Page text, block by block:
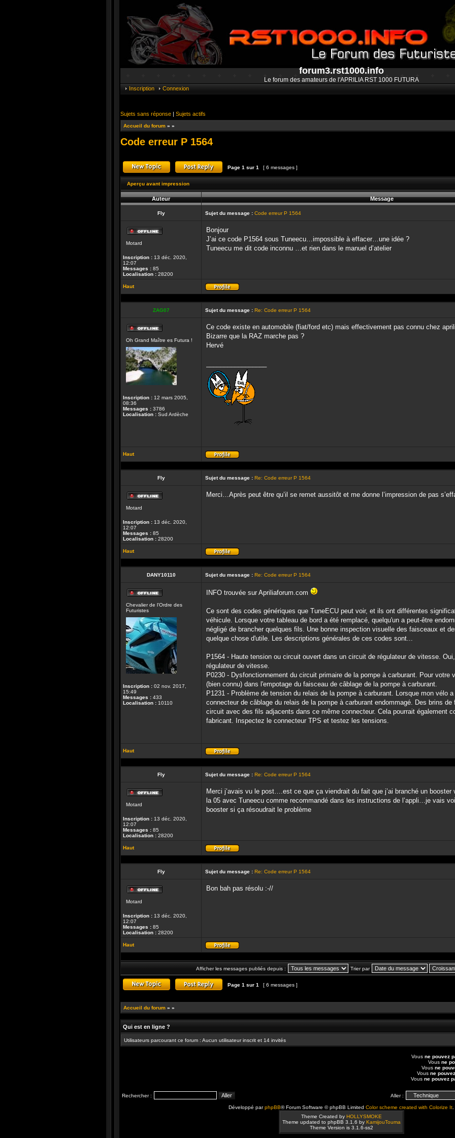
forum3.rst1000.info
Le forum des amateurs de l'APRILIA RST 1000 FUTURA
Inscription Connexion
Sujets sans réponse | Sujets actifs
Accueil du forum » »
Code erreur P 1564
Publier un nouveau sujetRépondre au sujet
Page 1 sur 1 [ 6 messages ]
Aperçu avant impression
Auteur Message
Fly Sujet du message : Code erreur P 1564
Motard
Inscription : 13 déc. 2020,
12:07
Messages : 85
Localisation : 28200
Bonjour
J’ai ce code P1564 sous Tuneecu…impossible à effacer…une idée ?
Tuneecu me dit code inconnu …et rien dans le manuel d’atelier
Haut
Profil
ZAG07 Sujet du message : Re: Code erreur P 1564
ligne
Oh Grand Maître es Futura !
Inscription : 12 mars 2005,
08:36
Messages : 3786
Localisation : Sud Ardèche
Ce code existe en automobile (fiat/ford etc) mais effectivement pas connu chez
Bizarre que la RAZ marche pas ?
Hervé
Haut
Profil
Fly Sujet du message : Re: Code erreur P 1564
Motard
Inscription : 13 déc. 2020,
12:07
Messages : 85
Localisation : 28200
Merci…Après peut être qu’il se remet aussitôt et me donne l’impression de pas
Haut
Profil
DANY10110 Sujet du message : Re: Code erreur P 1564
ligne
Chevalier de l'Ordre des
Futuristes
Inscription : 02 nov. 2017,
15:49
Messages : 433
Localisation : 10110
INFO trouvée sur Apriliaforum.com
Ce sont des codes génériques que TuneECU peut voir, et ils ont différentes
véhicule. Lorsque votre tableau de bord a été remplacé, quelqu'un a peut-être
négligé de brancher quelques fils. Une bonne inspection visuelle des faisceaux et
quelque chose d'utile. Les descriptions générales de ces codes sont...
P1564 - Haute tension ou circuit ouvert dans un circuit de régulateur de vitesse.
régulateur de vitesse.
P0230 - Dysfonctionnement du circuit primaire de la pompe à carburant. Pour votre
(bien connu) dans l'empotage du faisceau de câblage de la pompe à carburant.
P1231 - Problème de tension du relais de la pompe à carburant. Lorsque mon vélo
connecteur de câblage du relais de la pompe à carburant endommagé. Des brins
circuit avec des fils adjacents dans ce même connecteur. Cela pourrait également
fabricant. Inspectez le connecteur TPS et testez les tensions.
Haut
Profil
Fly Sujet du message : Re: Code erreur P 1564
Motard
Inscription : 13 déc. 2020,
12:07
Messages : 85
Localisation : 28200
Merci j’avais vu le post….est ce que ça viendrait du fait que j’ai branché un booster
la 05 avec Tuneecu comme recommandé dans les instructions de l’appli…je vais
booster si ça résoudrait le problème
Haut
Profil
Fly Sujet du message : Re: Code erreur P 1564
Motard
Inscription : 13 déc. 2020,
12:07
Messages : 85
Localisation : 28200
Bon bah pas résolu :-//
Haut
Profil
Afficher les messages publiés depuis : Trier par
Page 1 sur 1 [ 6 messages ]
Accueil du forum » »
Qui est en ligne ?
Utilisateurs parcourant ce forum : Aucun utilisateur inscrit et 14 invités
Vous ne pouvez
Vous ne
Vous ne
Vous ne
Vous ne pouvez
Rechercher : Aller :
Développé parphpBB® Forum Software © phpBB Limited Color scheme created with Colorize It
Theme Created by HOLLYSMOKE
Theme updated to phpBB 3.1.6 by KamijouTouma
Theme Version is 3.1.6-ss2